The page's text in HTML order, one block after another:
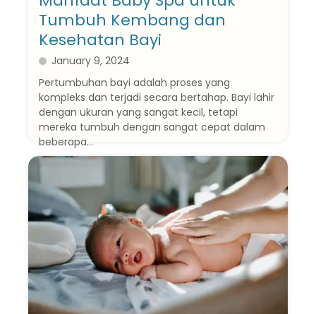
Tumbuh Kembang dan
Kesehatan Bayi
January 9, 2024
Pertumbuhan bayi adalah proses yang
kompleks dan terjadi secara bertahap. Bayi lahir
dengan ukuran yang sangat kecil, tetapi
mereka tumbuh dengan sangat cepat dalam
beberapa...
Baca Selanjutnya